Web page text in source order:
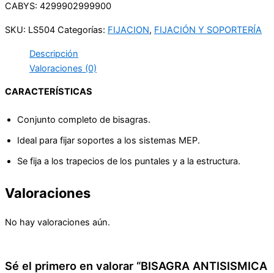
CABYS: 4299902999900
SKU: LS504 Categorías: FIJACION, FIJACIÓN Y SOPORTERÍA
Descripción
Valoraciones (0)
CARACTERÍSTICAS
Conjunto completo de bisagras.
Ideal para fijar soportes a los sistemas MEP.
Se fija a los trapecios de los puntales y a la estructura.
Valoraciones
No hay valoraciones aún.
Sé el primero en valorar “BISAGRA ANTISISMICA